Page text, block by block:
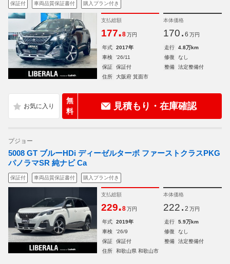
保証付 車両品質保証書付 購入プラン付き
支払総額
177.8 万円
本体価格
170. 6 万円
年式 2017年 走行
4.8万km
車検
'26/11 修復
なし
保証
保証付 整備
法定整備付
住所
大阪府 箕面市
無
料
見積もり・在庫確認
プジョー
5008 GT ブルーHDi ディーゼルターボ ファーストクラスPKG
パノラマSR 純ナビ Ca
保証付 車両品質保証書付 購入プラン付き
支払総額
229.8 万円
本体価格
222. 2 万円
年式 2019年 走行
5.9万km
車検
'26/9 修復
なし
保証
保証付 整備
法定整備付
住所
和歌山県 和歌山市